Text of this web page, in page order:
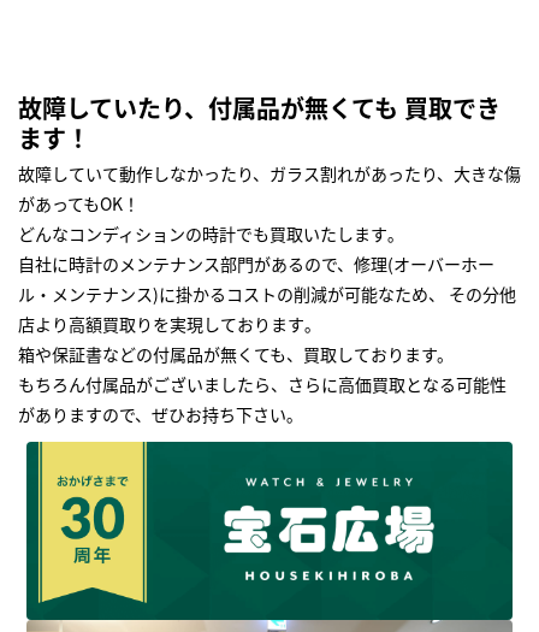
故障していたり、付属品が無くても 買取でき
ます！
故障していて動作しなかったり、ガラス割れがあったり、大きな傷
があってもOK！
どんなコンディションの時計でも買取いたします｡
自社に時計のメンテナンス部門があるので、修理(オーバーホー
ル・メンテナンス)に掛かるコストの削減が可能なため、 その分他
店より高額買取りを実現しております｡
箱や保証書などの付属品が無くても、買取しております。
もちろん付属品がございましたら、さらに高価買取となる可能性
がありますので、ぜひお持ち下さい｡